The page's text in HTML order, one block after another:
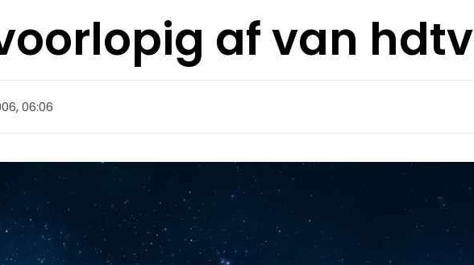
af van hdtv
06:06